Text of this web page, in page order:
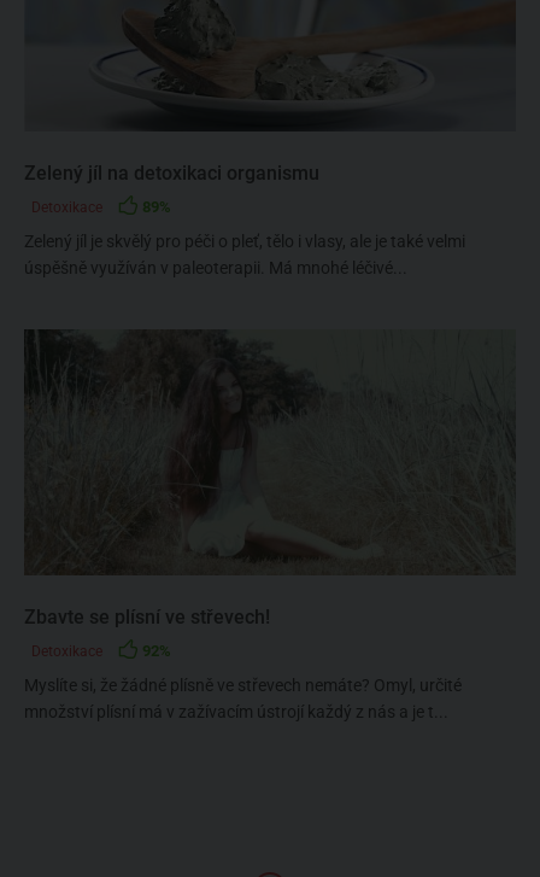
Zelený jíl na detoxikaci organismu
Detoxikace 89%
Zelený jíl je skvělý pro péči o pleť, tělo i vlasy, ale je také velmi
úspěšně využíván v paleoterapii. Má mnohé léčivé...
Zbavte se plísní ve střevech!
Detoxikace 92%
Myslíte si, že žádné plísně ve střevech nemáte? Omyl, určité
množství plísní má v zažívacím ústrojí každý z nás a je t...